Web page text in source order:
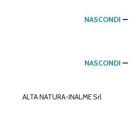
NASCONDI
NASCONDI
ALTA NATURA-INALME Srl